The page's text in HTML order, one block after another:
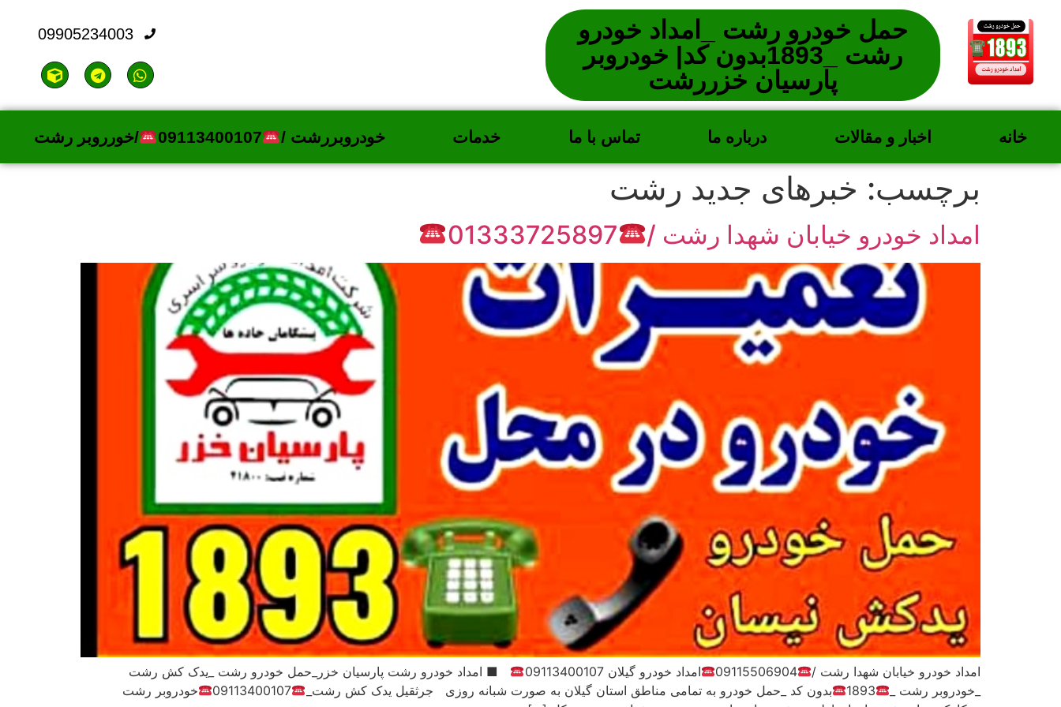
حمل خودرو رشت _امداد خودرو
رشت _1893بدون کد| خودروبر
پارسیان خزررشت
09905234003
خانه اخبار و مقالات درباره ما تماس با ما خدمات خودروبررشت / 09113400107 /خورروبر رشت
برچسب: خبرهای جدید رشت
امداد خودرو خیابان شهدا رشت / 01333725897
امداد خودرو خیابان شهدا رشت / 09115506904 امداد خودرو گیلان 09113400107
■ امداد خودرو رشت پارسیان خزر_حمل خودرو رشت _یدک کش رشت
_خودروبر رشت _
1893 بدون کد _حمل خودرو به تمامی‌ مناطق استان گیلان به صورت شبانه روزی جرثقیل یدک کش رشت_ 09113400107
خودروبر رشت